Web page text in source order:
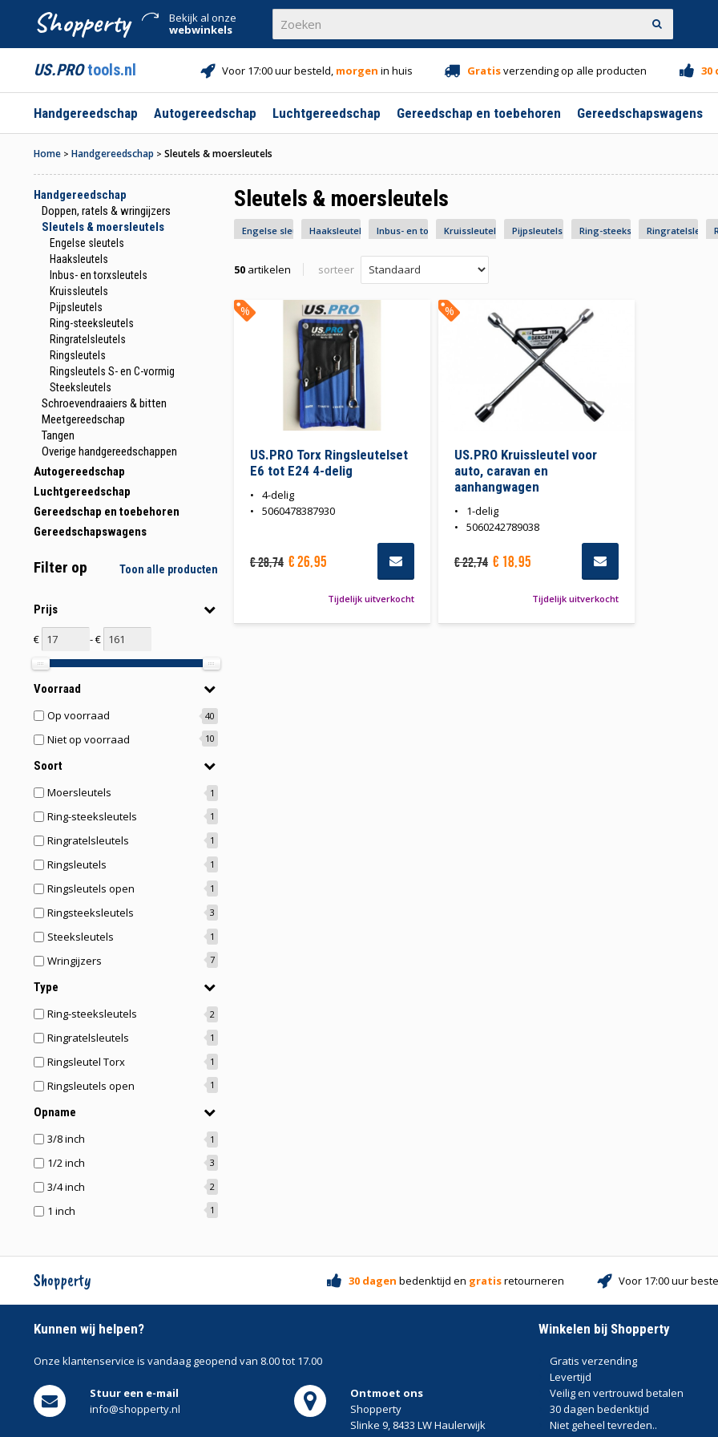
Shopperty
Bekijk al onze
webwinkels
US.PROtools.nl Voor 17:00 uur besteld, morgen in huis Gratisverzending op alle producten 30
Handgereedschap Autogereedschap Luchtgereedschap Gereedschap en toebehoren Gereedschapswagens
Home > Handgereedschap > Sleutels & moersleutels
Sleutels & moersleutels
Engelse sleutelsHaaksleutels Inbus- en torxsleutels
Kruissleutels Pijpsleutels Ring-steeksleutels
50 artikelen sorteer
US.PRO Torx Ringsleutelset
E6 tot E24 4-delig
4-delig
5060478387930
€28,74 €26,95
Tijdelijk uitverkocht
%
US.PRO Kruissleutel voor
auto, caravan en
aanhangwagen
1-delig
5060242789038
€22,74 € 18,95
Tijdelijk uitverkocht
%
Handgereedschap
Doppen, ratels & wringijzers
Sleutels & moersleutels
Engelse sleutels
Haaksleutels
Inbus- en torxsleutels
Kruissleutels
Pijpsleutels
Ring-steeksleutels
Ringratelsleutels
Ringsleutels
Ringsleutels S- en C-vormig
Steeksleutels
Schroevendraaiers & bitten
Meetgereedschap
Tangen
Overige handgereedschappen
Autogereedschap
Luchtgereedschap
Gereedschap en toebehoren
Gereedschapswagens
Filter op Toon alle producten
Prijs
€ - €
Voorraad
Op voorraad
40
Niet op voorraad 10
Soort
Moersleutels
1
Ring-steeksleutels 1
Ringratelsleutels 1
Ringsleutels 1
Ringsleutels open 1
Ringsteeksleutels 3
Steeksleutels 1
Wringijzers 7
Type
Ring-steeksleutels
2
Ringratelsleutels 1
Ringsleutel Torx 1
Ringsleutels open 1
Opname
3/8 inch
1
1/2 inch 3
3/4 inch 2
1 inch 1
Shopperty 30 dagen bedenktijd en gratisretourneren Voor 17:00 uur
Kunnen wij helpen?
Onze klantenservice is vandaag geopend van 8.00 tot 17.00
Stuur een e-mail
info@shopperty.nl
Ontmoet ons
Shopperty
Slinke 9, 8433 LW Haulerwijk
Winkelen bij Shopperty
Gratis verzending
Levertijd
Veilig en vertrouwd betalen
30 dagen bedenktijd
Niet geheel tevreden..